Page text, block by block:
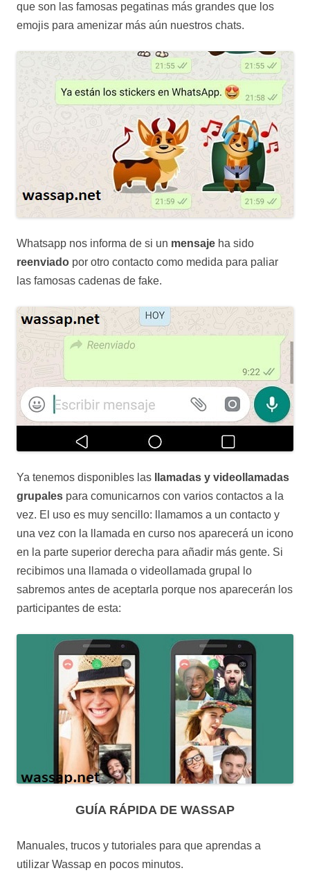
que son las famosas pegatinas más grandes que los
emojis para amenizar más aún nuestros chats.
Whatsapp nos informa de si un mensaje ha sido
reenviado por otro contacto como medida para paliar
las famosas cadenas de fake.
Ya tenemos disponibles las
llamadas y videollamadas
grupales para comunicarnos con varios contactos a la
vez. El uso es muy sencillo: llamamos a un contacto y
una vez con la llamada en curso nos aparecerá un icono
en la parte superior derecha para añadir más gente. Si
recibimos una llamada o videollamada grupal lo
sabremos antes de aceptarla porque nos aparecerán los
participantes de esta:
GUÍA RÁPIDA DE WASSAP
Manuales, trucos y tutoriales para que aprendas a
utilizar Wassap en pocos minutos.